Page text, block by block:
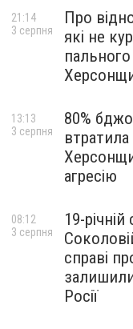
Про
які не
21:14
3 серпня
80%
агресію
13:13
3 серпня
19-
справі
Росії
08:12
3 серпня